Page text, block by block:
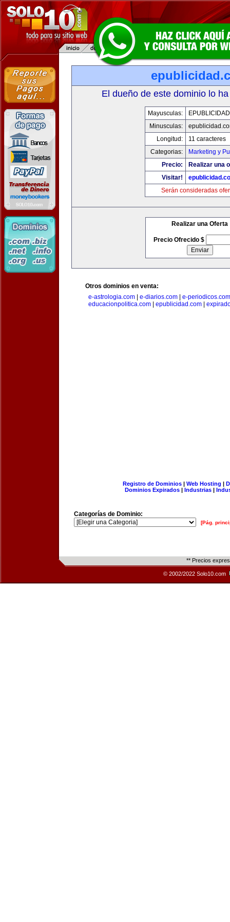
El dueño de este dominio lo
Mayusculas:
Minusculas:
Longitud:
11 caracteres
Categorias:
Marketing y
Precio:
Realizar una
Visitar!
Serán consideradas
Realizar una Oferta
Precio Ofrecido $
Otros dominios en venta:
e-astrologia.com
e-diarios.com
e-periodicos.com
educacionpolitica.com
epublicidad.com
Registro de Dominios| Web Hosting |
Dominios Expirados | Industrias |
Categorías de Dominio:
[Pág.
** Precios
© 2002/2022 Solo10.com